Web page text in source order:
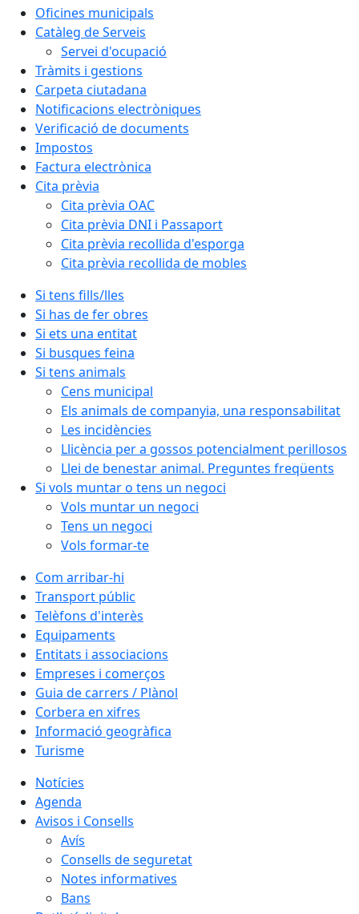
Oficines municipals
Catàleg de Serveis
Servei d'ocupació
Tràmits i gestions
Carpeta ciutadana
Notificacions electròniques
Verificació de documents
Impostos
Factura electrònica
Cita prèvia
Cita prèvia OAC
Cita prèvia DNI i Passaport
Cita prèvia recollida d'esporga
Cita prèvia recollida de mobles
Si tens fills/lles
Si has de fer obres
Si ets una entitat
Si busques feina
Si tens animals
Cens municipal
Els animals de companyia, una responsabilitat
Les incidències
Llicència per a gossos potencialment perillosos
Llei de benestar animal. Preguntes freqüents
Si vols muntar o tens un negoci
Vols muntar un negoci
Tens un negoci
Vols formar-te
Com arribar-hi
Transport públic
Telèfons d'interès
Equipaments
Entitats i associacions
Empreses i comerços
Guia de carrers / Plànol
Corbera en xifres
Informació geogràfica
Turisme
Notícies
Agenda
Avisos i Consells
Avís
Consells de seguretat
Notes informatives
Bans